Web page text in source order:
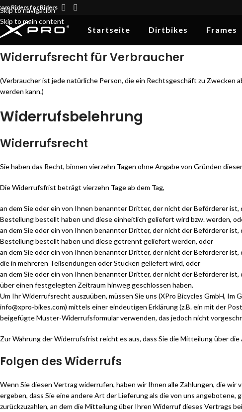
Skip to navigation
Skip to main content
Riders for Riders
Startseite Dirtbikes Frames
Widerrufsrecht für Verbraucher
(Verbraucher ist jede natürliche Person, die ein Rechtsgeschäft zu
werden kann.)
Widerrufsbelehrung
Widerrufsrecht
Sie haben das Recht, binnen vierzehn Tagen ohne Angabe von Gründen
Die Widerrufsfrist beträgt vierzehn Tage ab dem Tag,
an dem Sie oder ein von Ihnen benannter Dritter, der nicht der Beförderer
Bestellung bestellt haben und diese einheitlich geliefert wird bzw. werden,
an dem Sie oder ein von Ihnen benannter Dritter, der nicht der Beförderer
Bestellung bestellt haben und diese getrennt geliefert werden, oder
an dem Sie oder ein von Ihnen benannter Dritter, der nicht der Beförderer
die in mehreren Teilsendungen oder Stücken geliefert wird, oder
an dem Sie oder ein von Ihnen benannter Dritter, der nicht der Beförderer
über einen festgelegten Zeitraum hinweg geschlossen haben.
Um Ihr Widerrufsrecht auszuüben, müssen Sie uns (XPro Bicycles GmbH,
info@xpro-bikes.com) mittels einer eindeutigen Erklärung (z.B. ein mit der
beigefügte Muster-Widerrufsformular verwenden, das jedoch nicht
Zur Wahrung der Widerrufsfrist reicht es aus, dass Sie die Mitteilung über
Folgen des Widerrufs
Wenn Sie diesen Vertrag widerrufen, haben wir Ihnen alle Zahlungen, die
ergeben, dass Sie eine andere Art der Lieferung als die von uns
zurückzuzahlen, an dem die Mitteilung über Ihren Widerruf dieses Vertrags